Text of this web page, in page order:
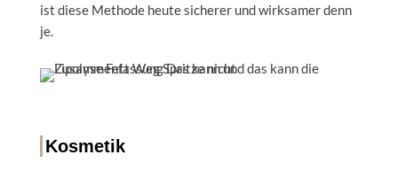
ist diese Methode heute sicherer und wirksamer denn
je.
Kosmetik